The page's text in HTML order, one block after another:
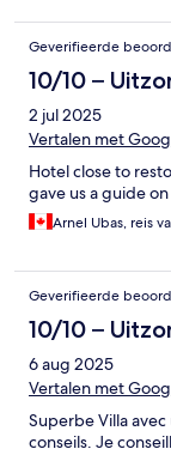
Geverifieerde
10/10 –
2 jul 2025
Vertalen met
Hotel close to
gave us a guide
Arnel Ubas, reis
Geverifieerde
10/10 –
6 aug 2025
Vertalen met
Superbe Villa
conseils. Je